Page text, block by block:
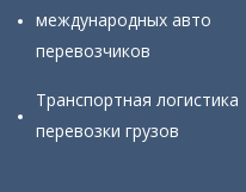
международных авто
перевозчиков
Транспортная логистика
перевозки грузов